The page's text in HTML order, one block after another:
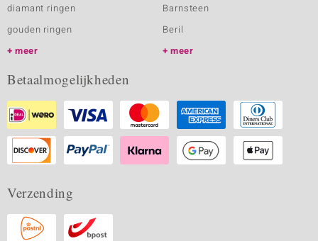
diamant ringen
gouden ringen
meer
Barnsteen
Beril
meer
Betaalmogelijkheden
Verzending